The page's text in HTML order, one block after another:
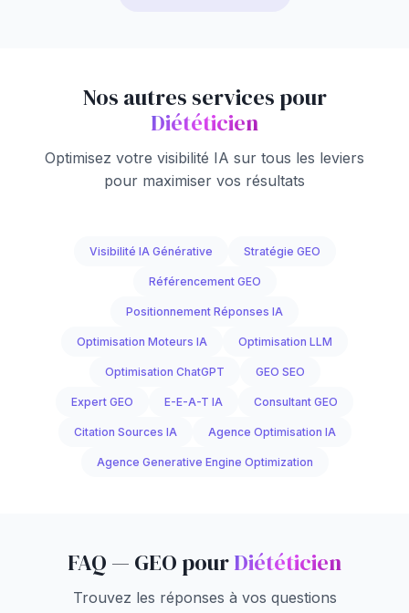
Nos autres services pour
Diététicien
Optimisez votre visibilité IA sur tous les leviers
pour maximiser vos résultats
Visibilité IA Générative Stratégie GEO
Référencement GEO
Positionnement Réponses IA
Optimisation Moteurs IA Optimisation LLM
Optimisation ChatGPT GEO SEO
Expert GEO E-E-A-T IA Consultant GEO
Citation Sources IA Agence Optimisation IA
Agence Generative Engine Optimization
FAQ — GEO pourDiététicien
Trouvez les réponses à vos questions